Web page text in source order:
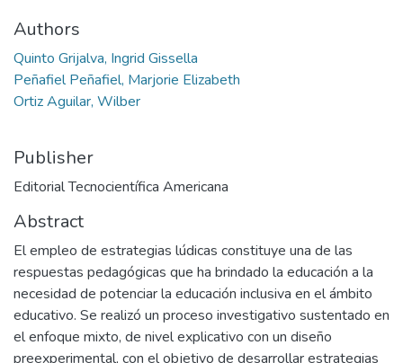
Authors
Quinto Grijalva, Ingrid Gissella
Peñafiel Peñafiel, Marjorie Elizabeth
Ortiz Aguilar, Wilber
Publisher
Editorial Tecnocientífica Americana
Abstract
El empleo de estrategias lúdicas constituye una de las
respuestas pedagógicas que ha brindado la educación a la
necesidad de potenciar la educación inclusiva en el ámbito
educativo. Se realizó un proceso investigativo sustentado en
el enfoque mixto, de nivel explicativo con un diseño
preexperimental, con el objetivo de desarrollar estrategias